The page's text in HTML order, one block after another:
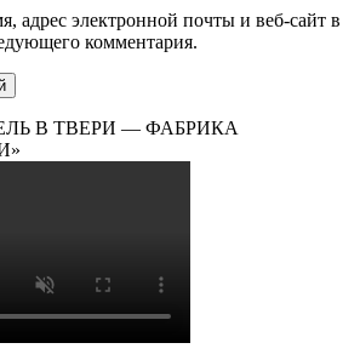
адрес электронной почты и веб-сайт в
комментария.
В ТВЕРИ — ФАБРИКА